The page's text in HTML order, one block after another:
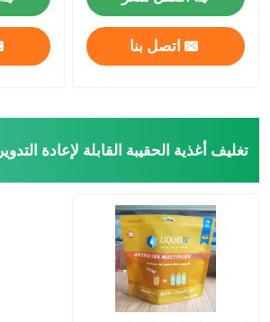
اتصل بنا
تغليف أغذية الحقيبة القابلة لإعادة التدوير